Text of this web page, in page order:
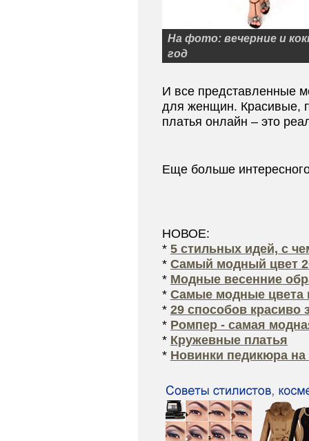
На фото: вечерние и
год
И все представленные
для женщин. Красивые,
платья онлайн – это
Еще больше
НОВОЕ:
* 5 стильных идей, с
* Самый модный цвет
* Модные весенние
* Самые модные цвета
* 29 способов красиво
* Ромпер - самая
* Кружевные платья
* Новинки педикюра